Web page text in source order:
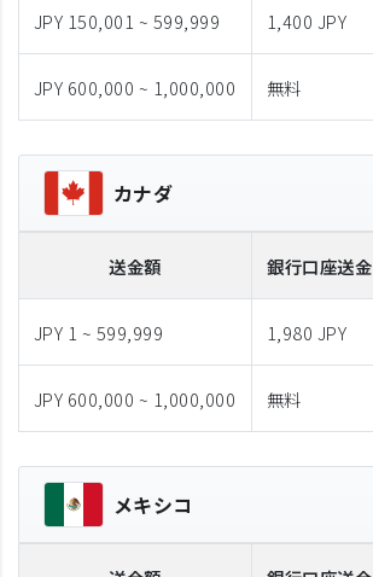
JPY 150,001 ~ 599,999 1,400 JPY
JPY 600,000 ~ 1,000,000 無料
カナダ
送金額 銀行口座送金
JPY 1 ~ 599,999 1,980 JPY
JPY 600,000 ~ 1,000,000 無料
メキシコ